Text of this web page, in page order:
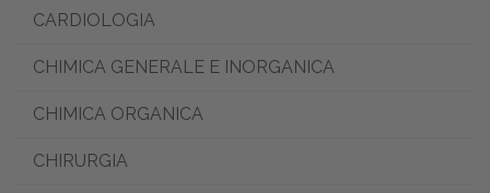
CARDIOLOGIA
CHIMICA GENERALE E INORGANICA
CHIMICA ORGANICA
CHIRURGIA